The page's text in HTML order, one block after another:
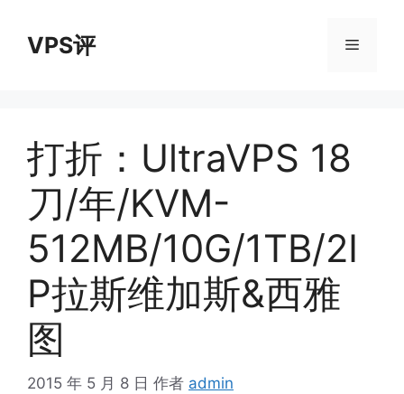
VPS评 菜
打折：UltraVPS 18
刀/年/KVM-
512MB/10G/1TB/2I
P拉斯维加斯&西雅
图
2015 年 5 月 8 日 作者 admin